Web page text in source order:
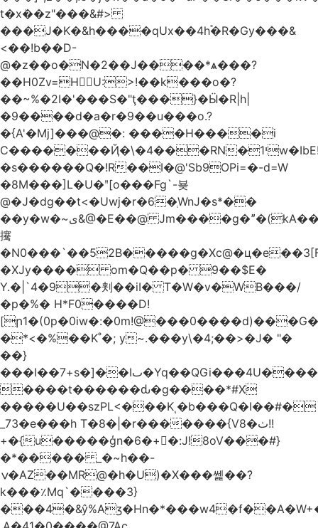
t�xܳ��z"���&#>
���J�K�&h����qUx��4h֕�R�Gy���&
<��!b��D-
@�z��o�N�2��J����*ѧ���?
��H0Zv=HU:>!��k���o�?
��~%�2I�'���S�"ţ���}�Ӹ�R|h|
�9����d�a�r�9��u���o.?
�{A'�Mj]���@�: ����H����i
C�������Ҋ�\�4���RN�י1w�IbE!
�s������Q�!R��I�@'Sb9OPi=�-d=W
�8M���]L�U�ʺ[o���Fg`-뵺
@�J�dg��t<�Uwj�r�6�ְWnJ�s*��
��y�w�~ى&@�E��@ Jm����g�ˮ�(kA��b�^"���3���4�q��E$�J���`�%�y�JcX����2��R�,q0��3�
㩷
�XJy���� om�Q��p� 9��$E�
Y.�|`4�9�刾��iI� T�W�v�WB���/
�p�%� H*F0����D!
�*<�%��K˚�; y~.���y\�4;��>�J� "�
��}
���I��7+s�]��Iٮ�Yq��QGi���4U�����
����t������ԃ�g����*#X
_73�e���h T�8�|�r�������{V8�ٺ!!
+�{u�����ģn�6�+�:J!8oV���#}
�*����� _�~h��-
ݍ�AZ��MR@�h�U)�X���쎑��݁?
k���٪Mq`����3}